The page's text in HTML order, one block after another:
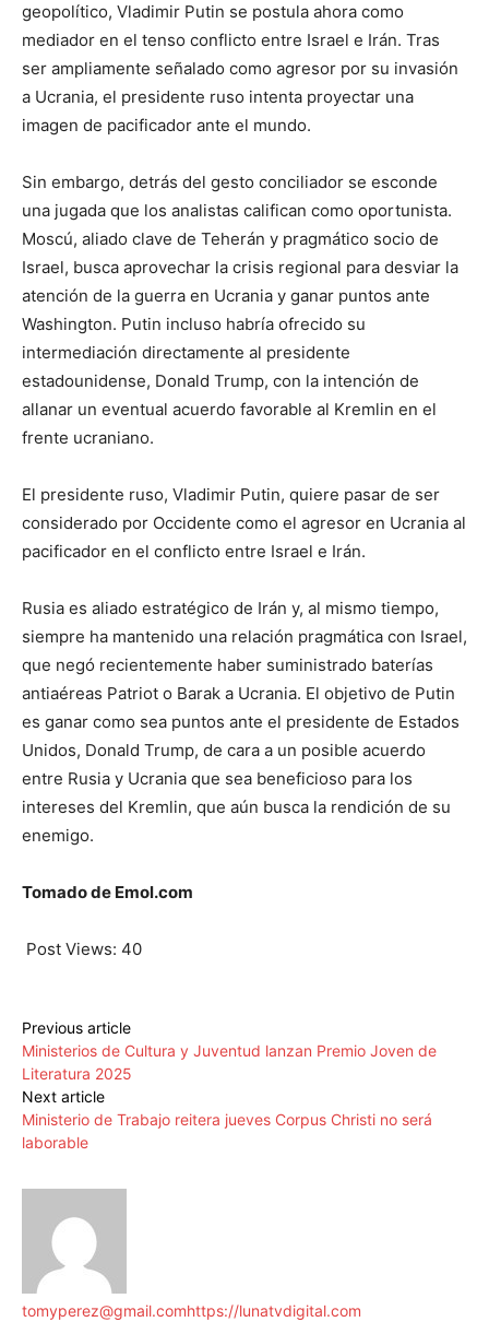
geopolítico, Vladimir Putin se postula ahora como
mediador en el tenso conflicto entre Israel e Irán. Tras
ser ampliamente señalado como agresor por su invasión
a Ucrania, el presidente ruso intenta proyectar una
imagen de pacificador ante el mundo.
Sin embargo, detrás del gesto conciliador se esconde
una jugada que los analistas califican como oportunista.
Moscú, aliado clave de Teherán y pragmático socio de
Israel, busca aprovechar la crisis regional para desviar la
atención de la guerra en Ucrania y ganar puntos ante
Washington. Putin incluso habría ofrecido su
intermediación directamente al presidente
estadounidense, Donald Trump, con la intención de
allanar un eventual acuerdo favorable al Kremlin en el
frente ucraniano.
El presidente ruso, Vladimir Putin, quiere pasar de ser
considerado por Occidente como el agresor en Ucrania al
pacificador en el conflicto entre Israel e Irán.
Rusia es aliado estratégico de Irán y, al mismo tiempo,
siempre ha mantenido una relación pragmática con Israel,
que negó recientemente haber suministrado baterías
antiaéreas Patriot o Barak a Ucrania. El objetivo de Putin
es ganar como sea puntos ante el presidente de Estados
Unidos, Donald Trump, de cara a un posible acuerdo
entre Rusia y Ucrania que sea beneficioso para los
intereses del Kremlin, que aún busca la rendición de su
enemigo.
Tomado de Emol.com
Post Views: 40
Previous article
Ministerios de Cultura y Juventud lanzan Premio Joven de
Literatura 2025
Next article
Ministerio de Trabajo reitera jueves Corpus Christi no será
laborable
tomyperez@gmail.comhttps://lunatvdigital.com